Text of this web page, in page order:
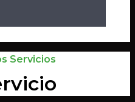
Servicios